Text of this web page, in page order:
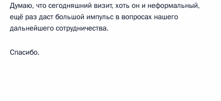
Думаю, что сегодняшний визит, хоть он и неформальный,
ещё раз даст большой импульс в вопросах нашего
дальнейшего сотрудничества.
Спасибо.